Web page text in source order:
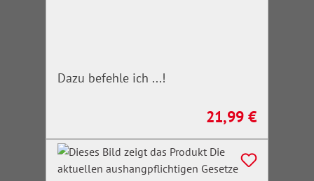
Dazu befehle ich ...!
Regulärer Preis:
21,99 €